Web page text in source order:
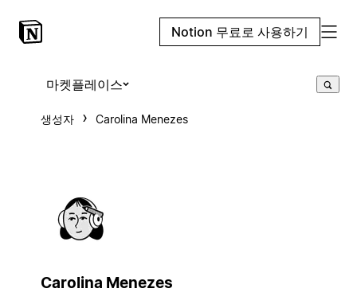
Notion 무료로 사용하기
마켓플레이스
생성자 Carolina Menezes
Carolina Menezes